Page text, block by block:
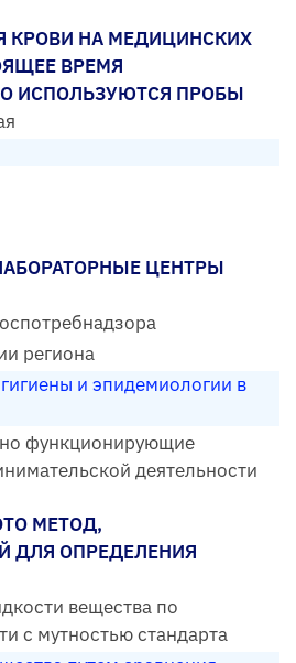
КРОВИ НА МЕДИЦИНСКИХ
ВРЕМЯ
ИСПОЛЬЗУЮТСЯ ПРОБЫ
ЦЕНТРЫ
региона
и эпидемиологии в
функционирующие
деятельности
МЕТОД,
ДЛЯ ОПРЕДЕЛЕНИЯ
вещества по
с мутностью стандарта